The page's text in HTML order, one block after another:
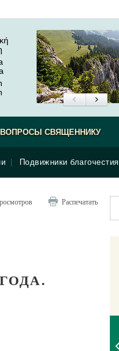
Подвижники благочестия
ВОПРОСЫ СВЯЩЕННИКУ
Распечатать